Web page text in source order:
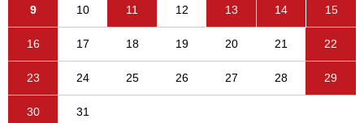
9 10 11 12 13 14 15
16 17 18 19 20 21 22
23 24 25 26 27 28 29
30 31